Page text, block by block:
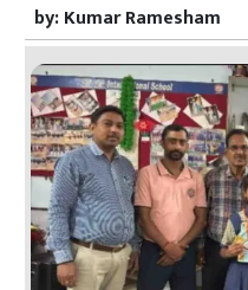
by:Kumar Ramesham